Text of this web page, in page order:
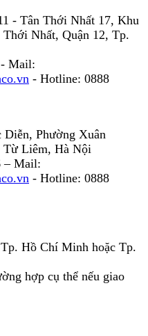
- Tân Thới Nhất 17, Khu
Nhất, Quận 12, Tp.
Mail:
- Hotline: 0888
Diễn, Phường Xuân
Từ Liêm, Hà Nội
– Mail:
- Hotline: 0888
Hồ Chí Minh hoặc Tp.
hợp cụ thể nếu giao